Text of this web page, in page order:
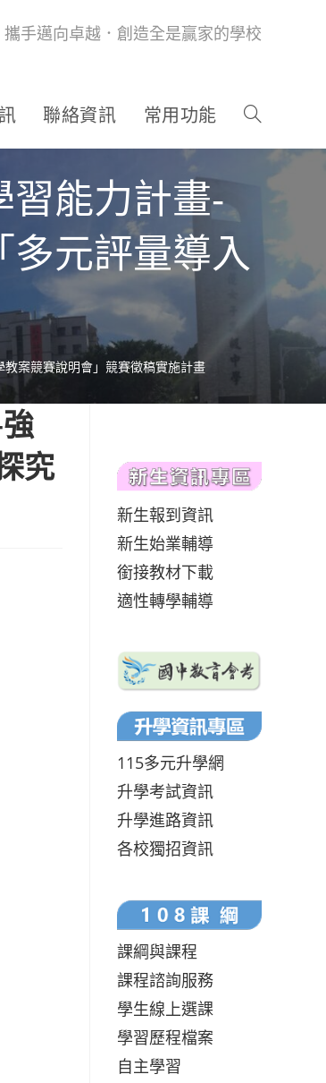
手邁向卓越．創造全是贏家的學校
聯絡資訊 常用功能
能力計畫-
元評量導入
案競賽說明會」競賽徵稿實施計畫
究
新生報到資訊
新生始業輔導
銜接教材下載
適性轉學輔導
115多元升學網
升學考試資訊
升學進路資訊
各校獨招資訊
課綱與課程
課程諮詢服務
學生線上選課
學習歷程檔案
自主學習